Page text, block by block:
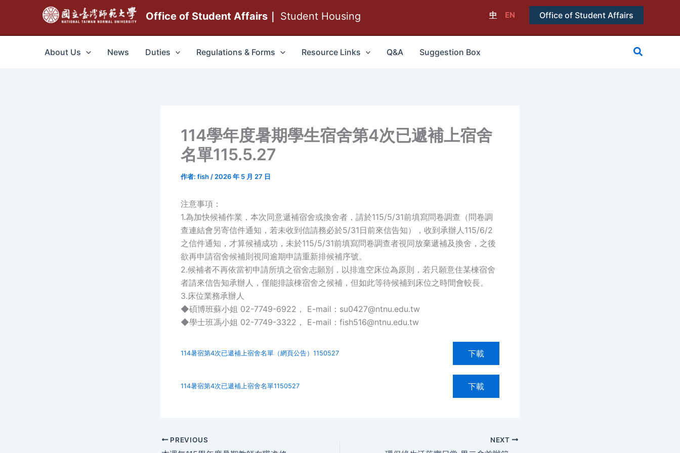
主
Office of Student Affairs｜ Student Housing 中 EN Office of Student Affairs
About Us News Duties Regulations & Forms Resource Links Q&A Suggestion Box
搜
114學年度暑期學生宿舍第4次已遞補上宿舍
名單115.5.27
作者: fish / 2026 年 5 月 27 日
注意事項：
1.為加快候補作業，本次同意遞補宿舍或換舍者，請於115/5/31前填寫問卷調查（問卷調
查連結會另寄信件通知，若未收到信請務必於5/31日前來信告知），收到承辦人115/6/2
之信件通知，才算候補成功，未於115/5/31前填寫問卷調查者視同放棄遞補及換舍，之後
欲再申請宿舍候補則視同逾期申請重新排候補序號。
2.候補者不再依當初申請所填之宿舍志願別，以排進空床位為原則，若只願意住某棟宿舍
者請來信告知承辦人，僅能排該棟宿舍之候補，但如此等待候補到床位之時間會較長。
3.床位業務承辦人
◆碩博班蘇小姐 02-7749-6922， E-mail：su0427@ntnu.edu.tw
◆學士班馮小姐 02-7749-3322， E-mail：fish516@ntnu.edu.tw
114暑宿第4次已遞補上宿舍名單（網頁公告）1150527 下載
114暑宿第4次已遞補上宿舍名單1150527 下載
PREVIOUS NEXT